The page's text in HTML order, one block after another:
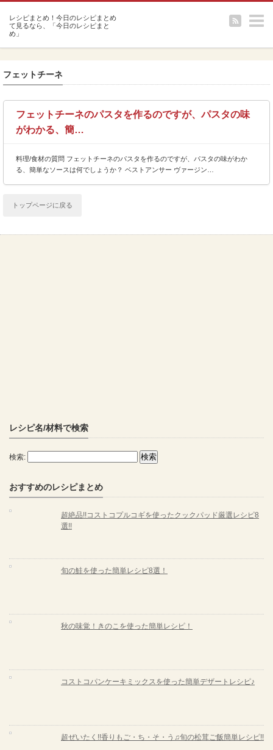
フェットチーネ
フェットチーネのパスタを作るのですが、パスタの味
がわかる、簡…
料理/食材の質問 フェットチーネのパスタを作るのですが、パスタの味がわか
る、簡単なソースは何でしょうか？ ベストアンサー ヴァージン…
トップページに戻る
レシピ名/材料で検索
検索:
おすすめのレシピまとめ
超絶品!!コストコプルコギを使ったクックパッド厳選レシピ8
選!!
旬の鮭を使った簡単レシピ8選！
秋の味覚！きのこを使った簡単レシピ！
コストコパンケーキミックスを使った簡単デザートレシピ♪
超ぜいたく!!香りもご・ち・そ・う♫旬の松茸ご飯簡単レシピ!!